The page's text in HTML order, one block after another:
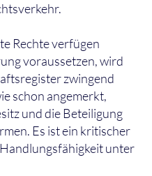
Rechte verfügen
voraussetzen, wird
zwingend
schon angemerkt,
und die Beteiligung
Es ist ein kritischer
unter